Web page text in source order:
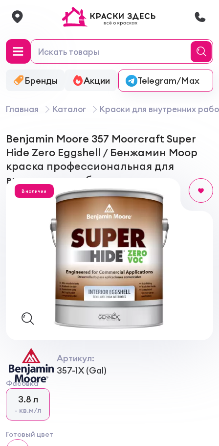
Бренды Акции Онлайн-колеровка
Telegram/Max
Главная Каталог Краски для внутренних
Benjamin Moore 357 Moorcraft Super
Hide Zero Eggshell / Бенжамин Моор
краска профессиональная для
внутренних работ
В наличии
Артикул:
357-1Х (Gal)
Фасовка
3.8 л
- кв.м/л
Готовый цвет